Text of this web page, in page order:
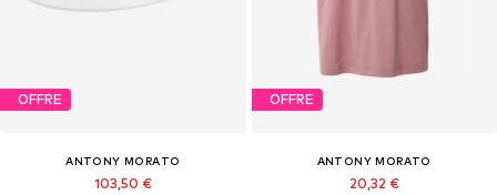
OFFRE
ANTONY MORATO
103,50 €
OFFRE
ANTONY MORATO
20,32 €